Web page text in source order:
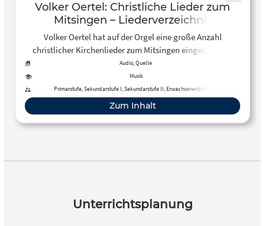
Volker Oertel: Christliche Lieder zum
Mitsingen – Liederverzeichnis
Volker Oertel hat auf der Orgel eine große Anzahl
christlicher Kirchenlieder zum Mitsingen eingespielt. In
dem hier vorliegenden Liederverzeichnis findet ihr alle
eingespielten und auf YouTube veröffentlichten Lieder.
Audio, Quelle
Musik
Primarstufe, Sekundarstufe I, Sekundarstufe II, Erwachsenenbildung
Zum Inhalt
Unterrichtsplanung